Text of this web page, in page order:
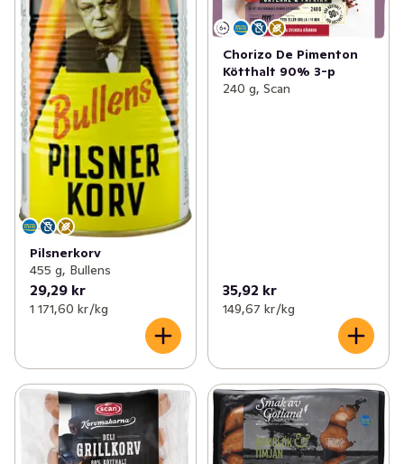
Pilsnerkorv
455 g, Bullens
29,29 kr
1 171,60 kr /kg
Chorizo De Pimenton
Kötthalt 90% 3-p
240 g, Scan
35,92 kr
149,67 kr /kg